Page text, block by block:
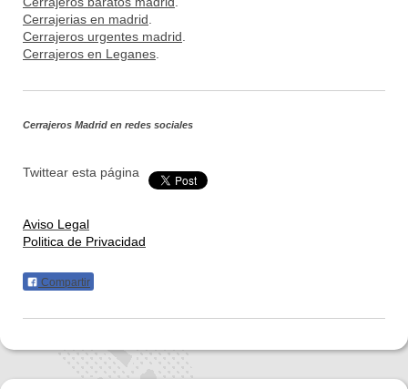
Cerrajerias en madrid
Cerrajeros urgentes madrid
Cerrajeros en Leganes
Cerrajeros Madrid en redes sociales
Twittear esta página
Aviso Legal
Politica de Privacidad
Compartir